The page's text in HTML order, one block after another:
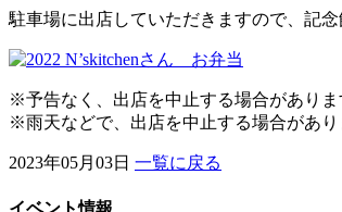
駐車場に出店していただきますので、記
※予告なく、出店を中止する場合がありま
※雨天などで、出店を中止する場合があり
2023年05月03日 一覧に戻る
イベント情報